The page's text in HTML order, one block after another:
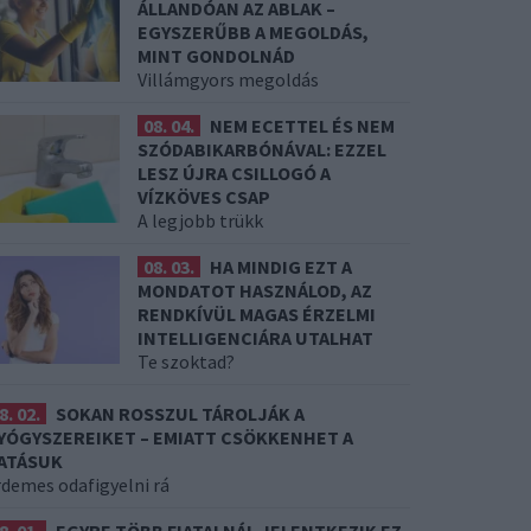
ÁLLANDÓAN AZ ABLAK –
EGYSZERŰBB A MEGOLDÁS,
MINT GONDOLNÁD
Villámgyors megoldás
08. 04.
NEM ECETTEL ÉS NEM
SZÓDABIKARBÓNÁVAL: EZZEL
LESZ ÚJRA CSILLOGÓ A
VÍZKÖVES CSAP
A legjobb trükk
08. 03.
HA MINDIG EZT A
MONDATOT HASZNÁLOD, AZ
RENDKÍVÜL MAGAS ÉRZELMI
INTELLIGENCIÁRA UTALHAT
Te szoktad?
02.
SOKAN ROSSZUL TÁROLJÁK A
– EMIATT CSÖKKENHET A
odafigyelni rá